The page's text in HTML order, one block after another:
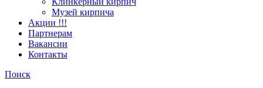
Музей кирпича
Акции !!!
Партнерам
Вакансии
Контакты
Поиск